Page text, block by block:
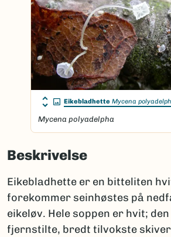
Eikebladhette Mycena
Mycena polyadelpha
Beskrivelse
Eikebladhette er en bitteliten
forekommer seinhøstes på
eikeløv. Hele soppen er hvit;
fjernstilte, bredt tilvokste skiver